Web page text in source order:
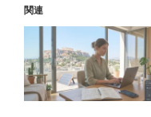
関連